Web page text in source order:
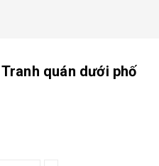
quán dưới phố